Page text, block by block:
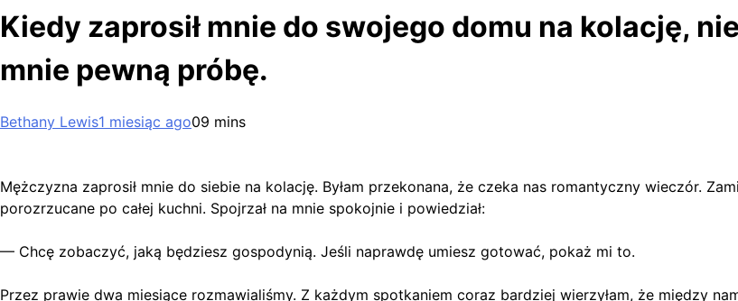
Kiedy zaprosił mnie do swojego domu na kolację,
mnie pewną próbę.
Bethany Lewis1 miesiąc ago09 mins
Mężczyzna zaprosił mnie do siebie na kolację. Byłam przekonana, że czeka nas romantyczny wieczór.
porozrzucane po całej kuchni. Spojrzał na mnie spokojnie i powiedział:
— Chcę zobaczyć, jaką będziesz gospodynią. Jeśli naprawdę umiesz gotować, pokaż mi to.
Przez prawie dwa miesiące rozmawialiśmy. Z każdym spotkaniem coraz bardziej wierzyłam, że między